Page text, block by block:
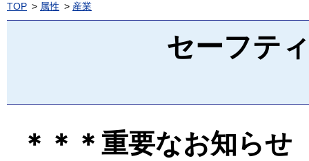
TOP
属性 産業
セーフテ
＊＊＊重要なお知らせ